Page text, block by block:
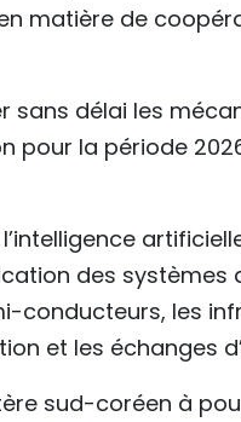
matière de
sans délai les
pour la période
des systèmes
conducteurs, les
et les échanges
sud-coréen à